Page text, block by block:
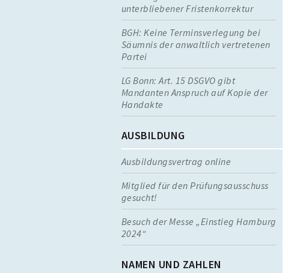
unterbliebener Fristenkorrektur
BGH: Keine Terminsverlegung bei
Säumnis der anwaltlich vertretenen
Partei
LG Bonn: Art. 15 DSGVO gibt
Mandanten Anspruch auf Kopie der
Handakte
AUSBILDUNG
Ausbildungsvertrag online
Mitglied für den Prüfungsausschuss
gesucht!
Besuch der Messe „Einstieg Hamburg
2024“
NAMEN UND ZAHLEN